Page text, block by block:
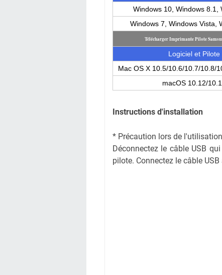
Windows 10, Windows 8.1,
Windows 7, Windows Vista,
Télécharger Imprimante Pilote
Logiciel et Pilote
Mac OS X 10.5/10.6/10.7/10.8/
macOS 10.12/
Instructions d'installation
* Précaution lors de
Déconnectez le câble USB
pilote. Connectez le câble